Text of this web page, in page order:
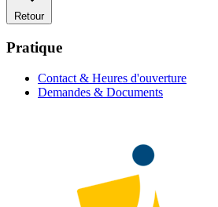
Retour
Pratique
Contact & Heures d'ouverture
Demandes & Documents